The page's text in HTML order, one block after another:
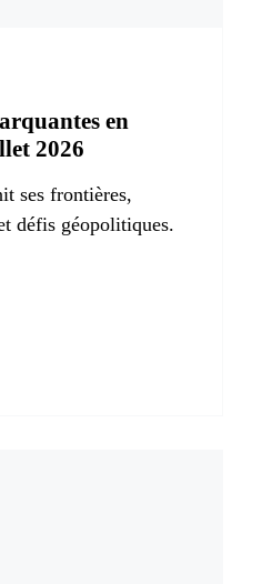
en
2026
ses frontières,
défis géopolitiques.